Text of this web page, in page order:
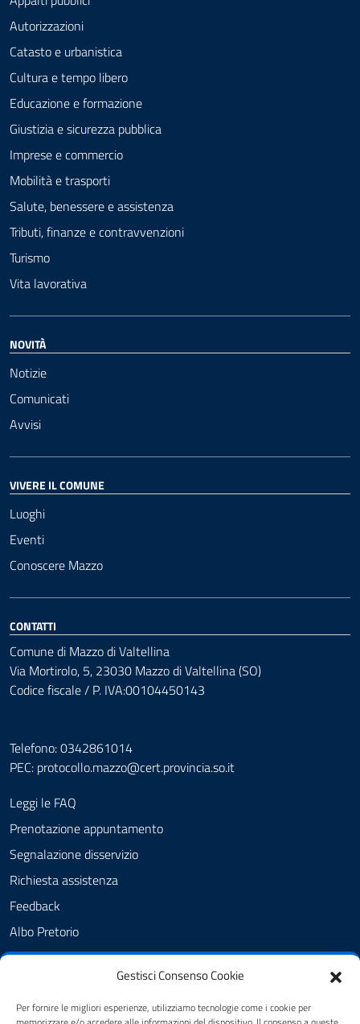
Gestisci Consenso Cookie
Per fornire le migliori esperienze, utilizziamo tecnologie come i cookie per
Autorizzazioni
Catasto e urbanistica
Cultura e tempo libero
Educazione e formazione
Giustizia e sicurezza pubblica
Imprese e commercio
Mobilità e trasporti
Salute, benessere e assistenza
Tributi, finanze e contravvenzioni
Turismo
Vita lavorativa
NOVITÀ
Notizie
Comunicati
Avvisi
VIVERE IL COMUNE
Luoghi
Eventi
Conoscere Mazzo
CONTATTI
Comune di Mazzo di Valtellina
Via Mortirolo, 5, 23030 Mazzo di Valtellina (SO)
Codice fiscale / P. IVA:00104450143
Telefono: 0342861014
PEC: protocollo.mazzo@cert.provincia.so.it
Leggi le FAQ
Prenotazione appuntamento
Segnalazione disservizio
Richiesta assistenza
Feedback
Albo Pretorio
Amministrazione trasparente
Note legali